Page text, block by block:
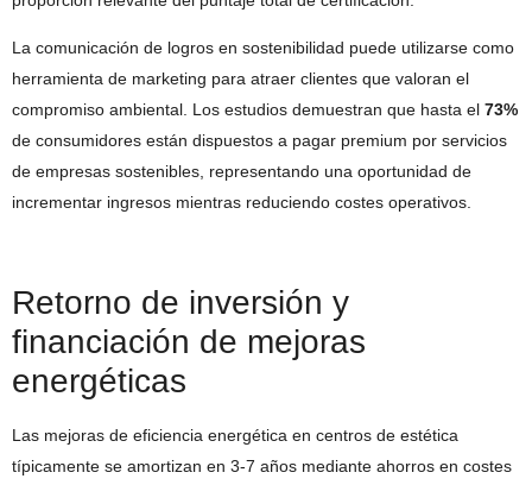
La comunicación de logros en sostenibilidad puede utilizarse como
herramienta de marketing para atraer clientes que valoran el
compromiso ambiental. Los estudios demuestran que hasta el 73%
de consumidores están dispuestos a pagar premium por servicios
de empresas sostenibles, representando una oportunidad de
incrementar ingresos mientras reduciendo costes operativos.
Retorno de inversión y
financiación de mejoras
energéticas
Las mejoras de eficiencia energética en centros de estética
típicamente se amortizan en 3-7 años mediante ahorros en costes